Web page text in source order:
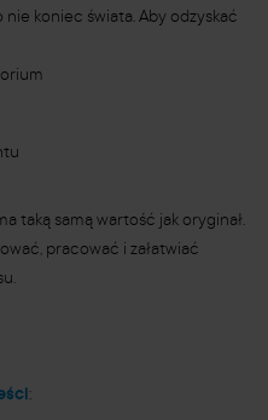
koniec świata. Aby odzyskać
taką samą wartość jak oryginał.
pracować i załatwiać
: